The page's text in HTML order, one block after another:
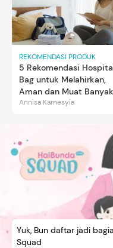
REKOMENDASI PRODUK
5 Rekomendasi
Bag untuk Melahirkan,
Aman dan Muat Banyak
Annisa Karnesyia
Yuk, Bun daftar jadi
Squad